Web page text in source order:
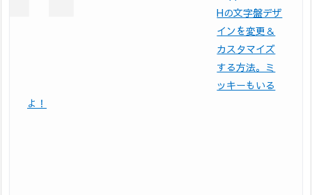
Hの文字盤デザ
インを変更＆
カスタマイズ
する方法。ミ
ッキーもいる
よ！